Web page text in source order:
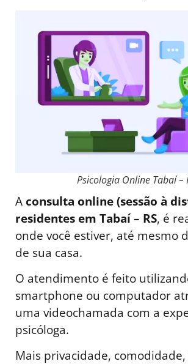
Psicologia Online Tabaí –
Aconsulta online (sessão à
residentes em Tabaí – RS, é
onde você estiver, até mesmo
de sua casa.
O atendimento é feito
smartphone ou computador
uma videochamada com a
psicóloga.
Mais privacidade,